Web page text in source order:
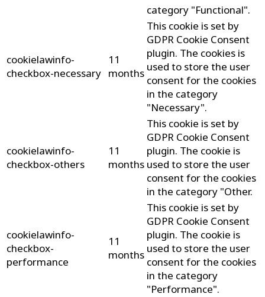
category "Functional".
cookielawinfo-
checkbox-necessary
11
months
This cookie is set by
GDPR Cookie Consent
plugin. The cookies is
used to store the user
consent for the cookies
in the category
"Necessary".
cookielawinfo-
checkbox-others
11
months
This cookie is set by
GDPR Cookie Consent
plugin. The cookie is
used to store the user
consent for the cookies
in the category "Other.
cookielawinfo-
checkbox-
performance
11
months
This cookie is set by
GDPR Cookie Consent
plugin. The cookie is
used to store the user
consent for the cookies
in the category
"Performance".